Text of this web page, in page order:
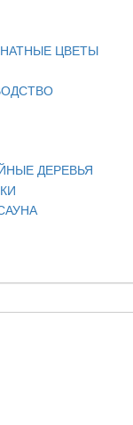
ЦВЕТЫ
ДЕРЕВЬЯ